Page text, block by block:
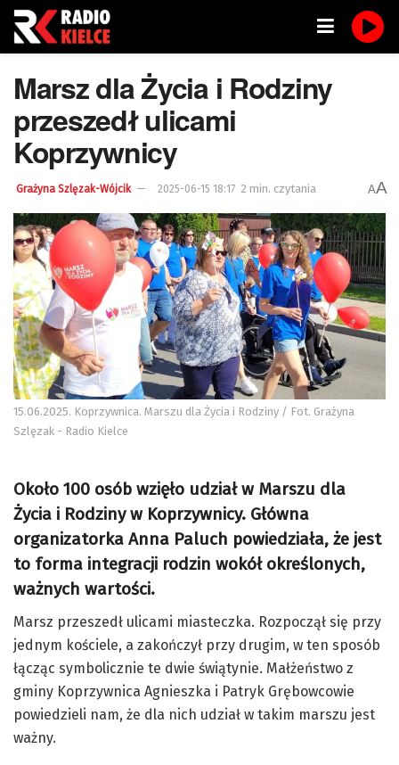
Marsz dla Życia i Rodziny
przeszedł ulicami
Koprzywnicy
Grażyna Szlęzak-Wójcik 2025-06-15 18:17 2 min. czytania AA
15.06.2025. Koprzywnica. Marszu dla Życia i Rodziny / Fot. Grażyna
Szlęzak - Radio Kielce
Około 100 osób wzięło udział w Marszu dla
Życia i Rodziny w Koprzywnicy. Główna
organizatorka Anna Paluch powiedziała, że jest
to forma integracji rodzin wokół określonych,
ważnych wartości.
Marsz przeszedł ulicami miasteczka. Rozpoczął się przy
jednym kościele, a zakończył przy drugim, w ten sposób
łącząc symbolicznie te dwie świątynie. Małżeństwo z
gminy Koprzywnica Agnieszka i Patryk Grębowcowie
powiedzieli nam, że dla nich udział w takim marszu jest
ważny.